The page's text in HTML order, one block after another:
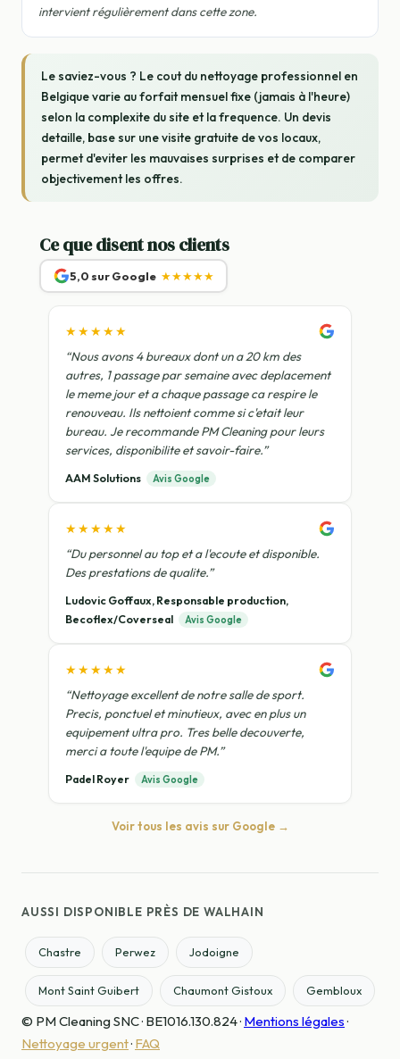
intervient régulièrement dans cette zone.
Le saviez-vous ? Le cout du nettoyage professionnel en
Belgique varie au forfait mensuel fixe (jamais à l'heure)
selon la complexite du site et la frequence. Un devis
detaille, base sur une visite gratuite de vos locaux,
permet d'eviter les mauvaises surprises et de comparer
objectivement les offres.
Ce que disent nos clients
5,0 sur Google ★★★★★
★★★★★
“Nous avons 4 bureaux dont un a 20 km des
autres, 1 passage par semaine avec deplacement
le meme jour et a chaque passage ca respire le
renouveau. Ils nettoient comme si c'etait leur
bureau. Je recommande PM Cleaning pour leurs
services, disponibilite et savoir-faire.”
AAM Solutions Avis Google
★★★★★
“Du personnel au top et a l'ecoute et disponible.
Des prestations de qualite.”
Ludovic Goffaux, Responsable production,
Becoflex/Coverseal
Avis Google
★★★★★
“Nettoyage excellent de notre salle de sport.
Precis, ponctuel et minutieux, avec en plus un
equipement ultra pro. Tres belle decouverte,
merci a toute l'equipe de PM.”
Padel Royer Avis Google
Voir tous les avis sur Google →
AUSSI DISPONIBLE PRÈS DE WALHAIN
Chastre Perwez Jodoigne
Mont Saint Guibert Chaumont Gistoux Gembloux
© PM Cleaning SNC · BE1016.130.824 · Mentions légales·
Nettoyage urgent· FAQ